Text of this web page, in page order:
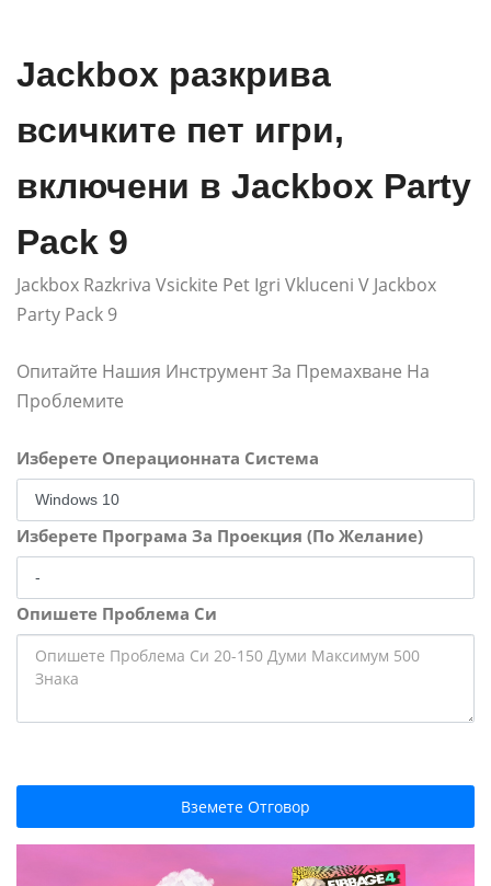
Jackbox разкрива
всичките пет игри,
включени в Jackbox Party
Pack 9
Jackbox Razkriva Vsickite Pet Igri Vkluceni V Jackbox
Party Pack 9
Опитайте Нашия Инструмент За Премахване На
Проблемите
Изберете Операционната Система
Изберете Програма За Проекция (По Желание)
Опишете Проблема Си
Вземете Отговор